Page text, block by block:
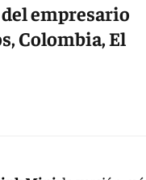
empresario
Colombia, El